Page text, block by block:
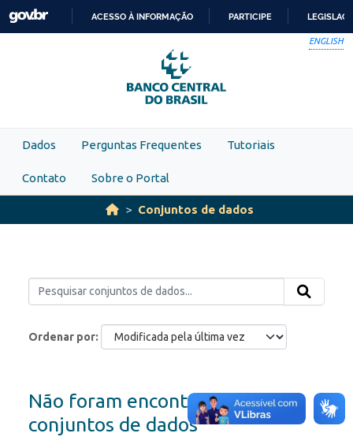
Skip to main content
PARA
O
CONTEÚDO
ACESSO À INFORMAÇÃO PARTICIPE
ENGLISH
Dados Perguntas Frequentes Tutoriais
Contato Sobre o Portal
Conjuntos de dados
Ordenar por
Não foram encontrados
conjuntos de dados